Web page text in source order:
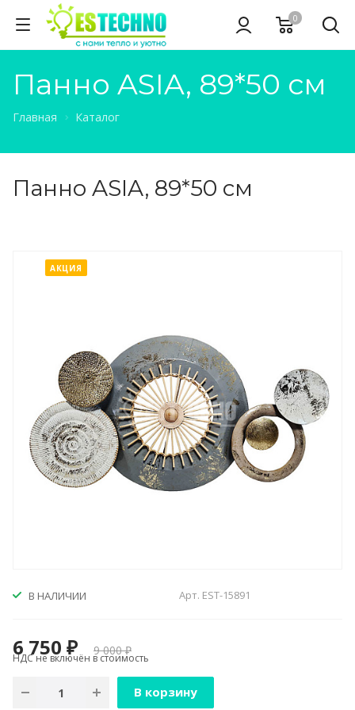
0
Панно ASIA, 89*50 см
Главная Каталог
Панно ASIA, 89*50 см
АКЦИЯ
В НАЛИЧИИ Арт. EST-15891
6 750 ₽ 9 000 ₽
В корзину
НДС не включён в стоимость